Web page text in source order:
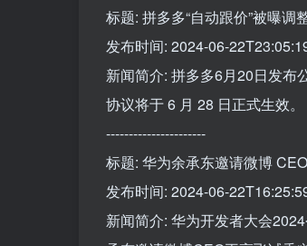
标题: 拼多多“自动跟价”被曝
发布时间: 2024-06-
新闻简介: 拼多多6月20日发布
协议将于 6 月 28 日正式生效。
----------------------
标题: 华为余承东邀请微博
发布时间: 2024-06-
新闻简介: 华为开发者大会